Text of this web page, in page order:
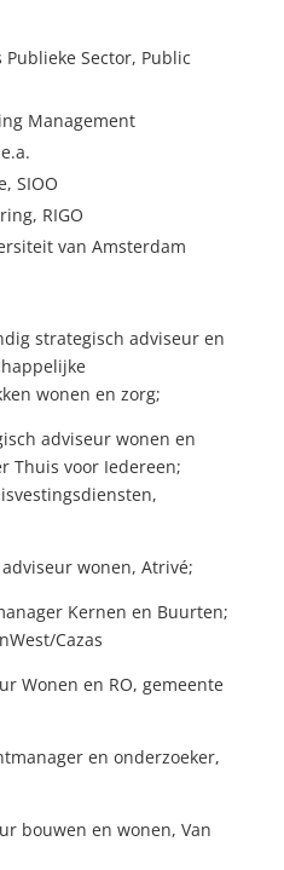
Sector, Public
Management
SIOO
RIGO
van Amsterdam
strategisch adviseur en
wonen en zorg;
adviseur wonen en
Thuis voor Iedereen;
wonen, Atrivé;
Kernen en Buurten;
Cazas
en RO, gemeente
en onderzoeker,
en wonen, Van